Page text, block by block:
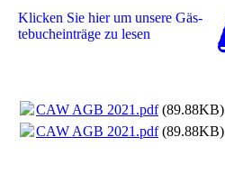
Klicken Sie hier um unsere Gäs­
te­buch­ein­trä­ge zu lesen
CAW AGB 2021.pdf(89.88KB)
CAW AGB 2021.pdf(89.88KB)